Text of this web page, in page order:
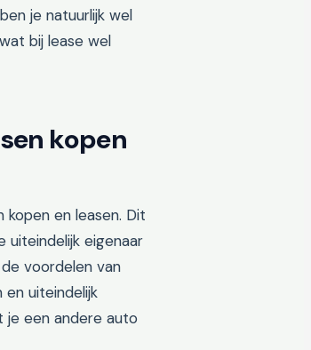
je natuurlijk wel
bij lease wel
kopen
en leasen. Dit
uiteindelijk eigenaar
voordelen van
uiteindelijk
je een andere auto